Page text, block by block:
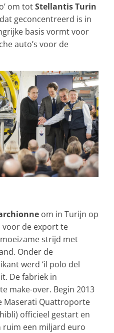
om totStellantis Turin
dat geconcentreerd is in
basis vormt voor
auto’s voor de
om in Turijn op
voor de export te
strijd met
Onder de
werd ‘il polo del
De fabriek in
make-over. Begin 2013
Maserati Quattroporte
officieel gestart en
ruim een miljard euro